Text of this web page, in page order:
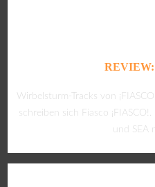
Wirbelsturm-Tracks von
schreiben sich Fiasco
und SEA